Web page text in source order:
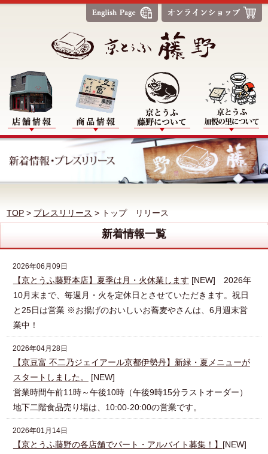
TOP > プレスリリース > トップ リリース
新着情報一覧
2026年06月09日
【京とうふ藤野本店】夏季は月・火休業します [NEW] 2026年
10月末まで、毎週月・火を定休日とさせていただきます。祝日
と25日は営業 ※お揚げのおいしいお蕎麦やさんは、6月週末営
業中！
2026年04月28日
【京豆富 不二乃ジェイアール京都伊勢丹】新緑・夏メニューが
スタートしました。
[NEW]
営業時間午前11時～午後10時（午後9時15分ラストオーダー）
地下二階食品売り場は、10:00-20:00の営業です。
2026年01月14日
【京とうふ藤野の各店舗でパート・アルバイト募集！】 [NEW]